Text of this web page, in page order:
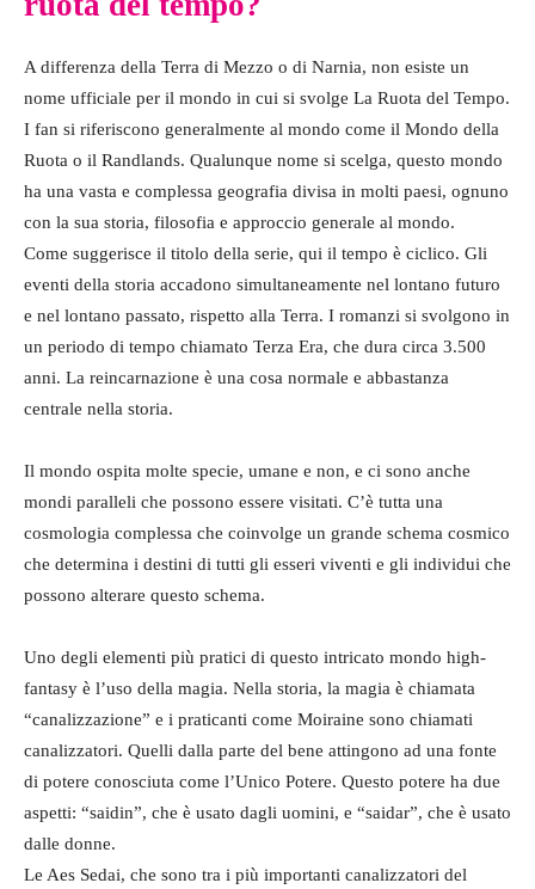
A differenza della Terra di Mezzo o di Narnia, non esiste un
nome ufficiale per il mondo in cui si svolge La Ruota del Tempo.
I fan si riferiscono generalmente al mondo come il Mondo della
Ruota o il Randlands. Qualunque nome si scelga, questo mondo
ha una vasta e complessa geografia divisa in molti paesi, ognuno
con la sua storia, filosofia e approccio generale al mondo.
Come suggerisce il titolo della serie, qui il tempo è ciclico. Gli
eventi della storia accadono simultaneamente nel lontano futuro
e nel lontano passato, rispetto alla Terra. I romanzi si svolgono in
un periodo di tempo chiamato Terza Era, che dura circa 3.500
anni. La reincarnazione è una cosa normale e abbastanza
centrale nella storia.
Il mondo ospita molte specie, umane e non, e ci sono anche
mondi paralleli che possono essere visitati. C’è tutta una
cosmologia complessa che coinvolge un grande schema cosmico
che determina i destini di tutti gli esseri viventi e gli individui che
possono alterare questo schema.
Uno degli elementi più pratici di questo intricato mondo high-
fantasy è l’uso della magia. Nella storia, la magia è chiamata
“canalizzazione” e i praticanti come Moiraine sono chiamati
canalizzatori. Quelli dalla parte del bene attingono ad una fonte
di potere conosciuta come l’Unico Potere. Questo potere ha due
aspetti: “saidin”, che è usato dagli uomini, e “saidar”, che è usato
dalle donne.
Le Aes Sedai, che sono tra i più importanti canalizzatori del